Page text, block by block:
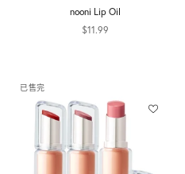
nooni Lip Oil
促銷價
$11.99
已售完